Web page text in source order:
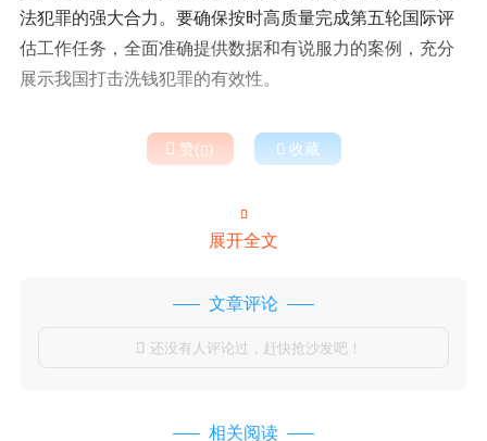
法犯罪的强大合力。要确保按时高质量完成第五轮国际评
估工作任务，全面准确提供数据和有说服力的案例，充分
展示我国打击洗钱犯罪的有效性。
 赞()  收藏

展开全文
文章评论
 还没有人评论过，赶快抢沙发吧！
相关阅读